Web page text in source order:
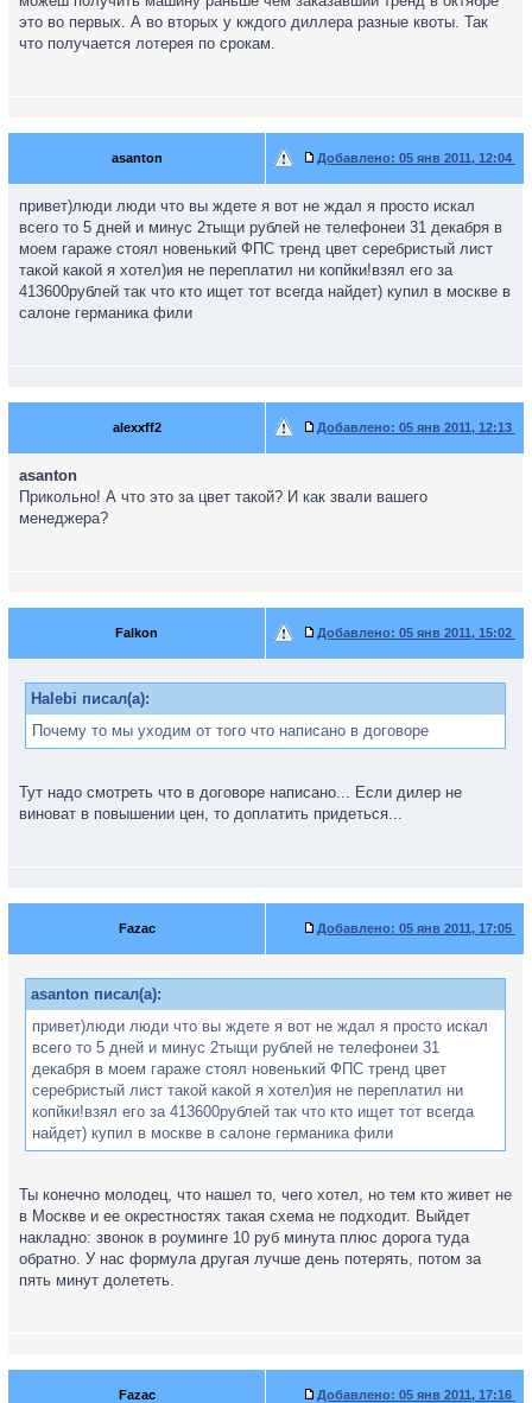
это во первых. А во вторых у кждого диллера разные квоты. Так
что получается лотерея по срокам.
asanton Добавлено: 05 янв 2011, 12:04
привет)люди люди что вы ждете я вот не ждал я просто искал
всего то 5 дней и минус 2тыщи рублей не телефонеи 31 декабря в
моем гараже стоял новенький ФПС тренд цвет серебристый лист
такой какой я хотел)ия не переплатил ни копйки!взял его за
413600рублей так что кто ищет тот всегда найдет) купил в москве в
салоне германика фили
alexxff2 Добавлено: 05 янв 2011, 12:13
asanton
Прикольно! А что это за цвет такой? И как звали вашего
менеджера?
Falkon Добавлено: 05 янв 2011, 15:02
Halebi писал(а):
Почему то мы уходим от того что написано в договоре
Тут надо смотреть что в договоре написано... Если дилер не
виноват в повышении цен, то доплатить придеться...
Fazac Добавлено: 05 янв 2011, 17:05
asanton писал(а):
привет)люди люди что вы ждете я вот не ждал я просто искал
всего то 5 дней и минус 2тыщи рублей не телефонеи 31
декабря в моем гараже стоял новенький ФПС тренд цвет
серебристый лист такой какой я хотел)ия не переплатил ни
копйки!взял его за 413600рублей так что кто ищет тот всегда
найдет) купил в москве в салоне германика фили
Ты конечно молодец, что нашел то, чего хотел, но тем кто живет не
в Москве и ее окрестностях такая схема не подходит. Выйдет
накладно: звонок в роуминге 10 руб минута плюс дорога туда
обратно. У нас формула другая лучше день потерять, потом за
пять минут долететь.
Fazac Добавлено: 05 янв 2011, 17:16